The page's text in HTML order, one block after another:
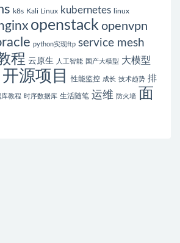
k8s Kali Linux kubernetes linux
openstack openvpn
python实现ftp service mesh
程 云原生 人工智能 国产大模型 大模型
开源项目 性能监控 成长 技术趋势 排
库教程 时序数据库 生活随笔 运维 防火墙 面